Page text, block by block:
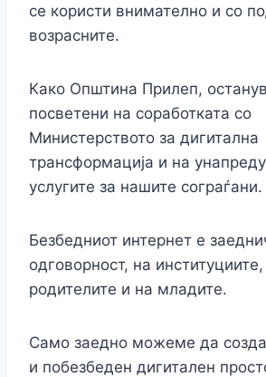
се користи внимателно и со
возрасните.
Како Општина Прилеп,
посветени на соработката со
Министерството за дигитална
трансформација и на
услугите за нашите сограѓани.
Безбедниот интернет е
одговорност, на
родителите и на младите.
Само заедно можеме да
и побезбеден дигитален